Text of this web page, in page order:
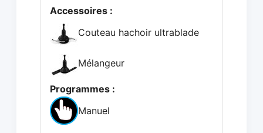
Accessoires :
Couteau hachoir ultrablade
Mélangeur
Programmes :
Manuel